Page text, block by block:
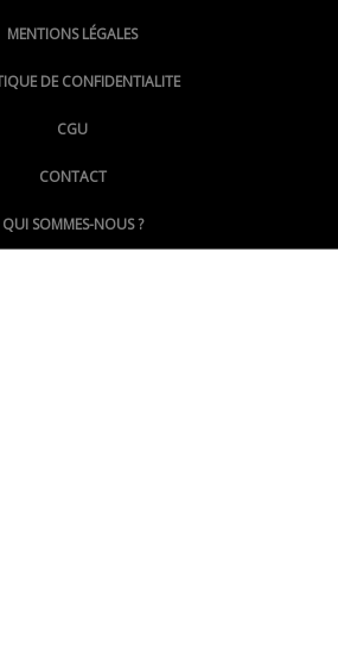
MENTIONS LÉGALES
DE CONFIDENTIALITE
CGU
CONTACT
QUI SOMMES-NOUS ?